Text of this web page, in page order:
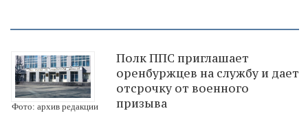
Фото: архив редакции
Полк ППС приглашает
оренбуржцев на службу и дает
отсрочку от военного
призыва